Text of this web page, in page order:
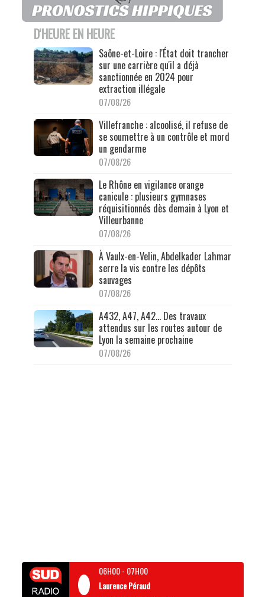
D'HEURE EN HEURE
Saône-et-Loire : l'État doit trancher
sur une carrière qu'il a déjà
sanctionnée en 2024 pour
extraction illégale
07/08/26
Villefranche : alcoolisé, il refuse de
se soumettre à un contrôle et mord
un gendarme
07/08/26
Le Rhône en vigilance orange
canicule : plusieurs gymnases
réquisitionnés dès demain à Lyon et
Villeurbanne
07/08/26
À Vaulx-en-Velin, Abdelkader Lahmar
serre la vis contre les dépôts
sauvages
07/08/26
A432, A47, A42… Des travaux
attendus sur les routes autour de
Lyon la semaine prochaine
07/08/26
06H00- 07H00
Laurence Péraud